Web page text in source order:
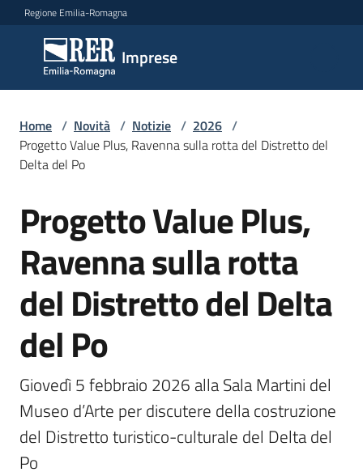
Vai al contenuto
Vai alla navigazione
Vai al footer
Regione Emilia-Romagna
Imprese
Imprese
Argomenti
Servizi
Leggi
Atti
Bandi
Piani
Programmi
Progetti
Home / Novità / Notizie / 2026 /
Progetto Value Plus, Ravenna sulla rotta del Distretto del
Delta del Po
Salta al contenuto
Progetto Value Plus,
Ravenna sulla rotta
del Distretto del Delta
del Po
Giovedì 5 febbraio 2026 alla Sala Martini del
Museo d’Arte per discutere della costruzione
del Distretto turistico-culturale del Delta del
Po